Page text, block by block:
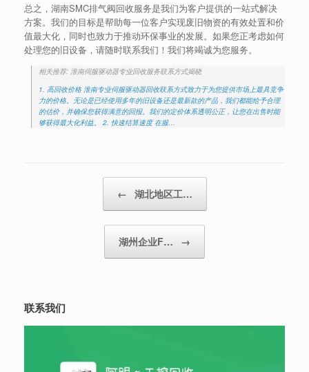
总之，湖南SMC排气阀回收服务是我们为客户提供的一站式解决
方案。我们的目标是帮助每一位客户实现废旧物资的有效处置和价
值最大化，同时也致力于推动环保事业的发展。如果您正考虑如何
处理您的旧设备，请随时联系我们！我们将竭诚为您服务。
相关推荐: 淮南伺服驱动器专业回收服务联系方式揭晓
1. 高回收价格 淮南专业伺服驱动器回收联系方式致力于为您提供市场上最具竞争
力的价格。无论是已经使用多年的旧设备还是最新款的产品，我们都能给予合理
的估价，并确保您获得满意的回报。我们的定价体系透明公正，让您在出售时能
够获得最大化利益。 2. 快速结算速度 在服…
← 湖北地区工…
湖州企业F… →
联系我们